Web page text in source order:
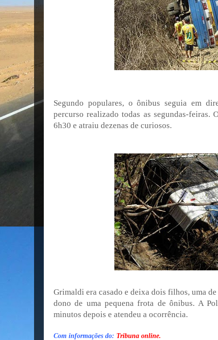
Segundo populares, o ônibus seguia em
percurso realizado todas as segundas-feiras.
6h30 e atraiu dezenas de curiosos.
Grimaldi era casado e deixa dois filhos, uma
dono de uma pequena frota de ônibus. A
minutos depois e atendeu a ocorrência.
Com informações do: Tribuna online.